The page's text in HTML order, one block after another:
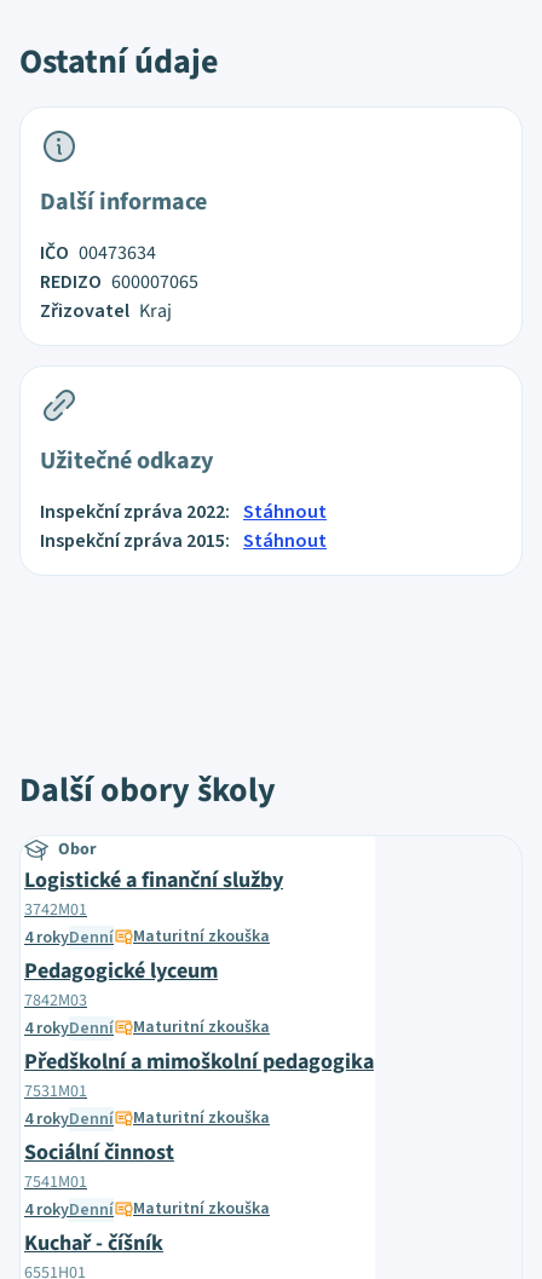
Ostatní údaje
Další informace
IČO 00473634
REDIZO 600007065
Zřizovatel Kraj
Užitečné odkazy
Inspekční zpráva 2022: Stáhnout
Inspekční zpráva 2015: Stáhnout
Další obory školy
Obor
Logistické a finanční služby
3742M01
4 rokyDenní Maturitní zkouška
Pedagogické lyceum
7842M03
4 rokyDenní Maturitní zkouška
Předškolní a mimoškolní pedagogika
7531M01
4 rokyDenní Maturitní zkouška
Sociální činnost
7541M01
4 rokyDenní Maturitní zkouška
Kuchař - číšník
6551H01